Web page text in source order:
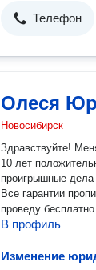
Телефон
Олеся
Новосибирск
Здравствуйте! Меня зовут Сергеева Олеся Юрьевна. Имею более
10 лет положительной
проигрышные дела
Все гарантии прописаны в договоре! Консультацию для Вас
проведу бесплатно.
В профиль